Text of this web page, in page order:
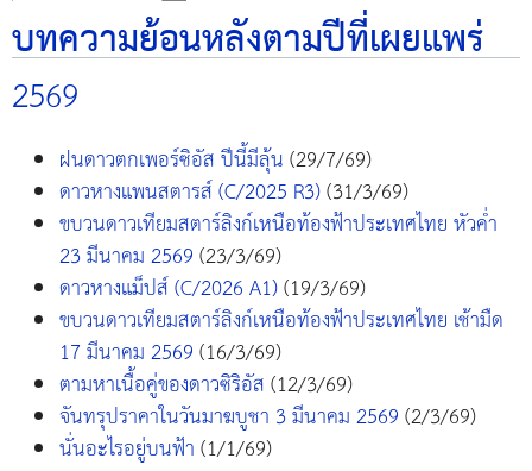
บทความย้อนหลังตามปีที่เผยแพร่
2569
ฝนดาวตกเพอร์ซิอัส ปีนี้มีลุ้น(29/7/69)
ดาวหางแพนสตารส์ (C/2025 R3)(31/3/69)
ขบวนดาวเทียมสตาร์ลิงก์เหนือท้องฟ้าประเทศไทย หัวค่ำ
23 มีนาคม 2569(23/3/69)
ดาวหางแม็ปส์ (C/2026 A1)(19/3/69)
ขบวนดาวเทียมสตาร์ลิงก์เหนือท้องฟ้าประเทศไทย เช้ามืด
17 มีนาคม 2569(16/3/69)
ตามหาเนื้อคู่ของดาวซิริอัส(12/3/69)
จันทรุปราคาในวันมาฆบูชา 3 มีนาคม 2569(2/3/69)
นั่นอะไรอยู่บนฟ้า(1/1/69)